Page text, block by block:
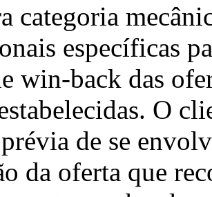
categoria
específicas
win-back das
O
de se
da oferta que